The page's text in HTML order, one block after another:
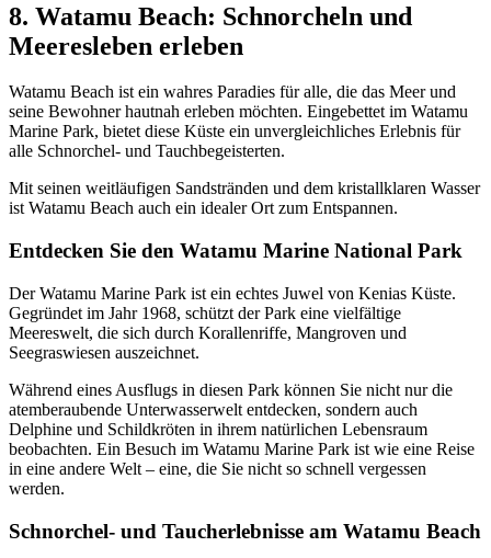
8. Watamu Beach: Schnorcheln und
Meeresleben erleben
Watamu Beach ist ein wahres Paradies für alle, die das Meer und
seine Bewohner hautnah erleben möchten. Eingebettet im Watamu
Marine Park, bietet diese Küste ein unvergleichliches Erlebnis für
alle Schnorchel- und Tauchbegeisterten.
Mit seinen weitläufigen Sandstränden und dem kristallklaren Wasser
ist Watamu Beach auch ein idealer Ort zum Entspannen.
Entdecken Sie den Watamu Marine National Park
Der Watamu Marine Park ist ein echtes Juwel von Kenias Küste.
Gegründet im Jahr 1968, schützt der Park eine vielfältige
Meereswelt, die sich durch Korallenriffe, Mangroven und
Seegraswiesen auszeichnet.
Während eines Ausflugs in diesen Park können Sie nicht nur die
atemberaubende Unterwasserwelt entdecken, sondern auch
Delphine und Schildkröten in ihrem natürlichen Lebensraum
beobachten. Ein Besuch im Watamu Marine Park ist wie eine Reise
in eine andere Welt – eine, die Sie nicht so schnell vergessen
werden.
Schnorchel- und Taucherlebnisse am Watamu Beach